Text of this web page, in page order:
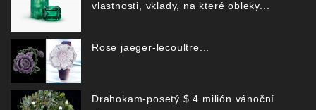
vlastnosti, vklady, na které obleky...
Rose jaeger-lecoultre...
Drahokam-posetý $ 4 milión vánoční